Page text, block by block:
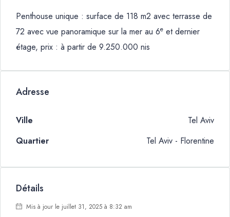
Penthouse unique : surface de 118 m2 avec terrasse de
72 avec vue panoramique sur la mer au 6e et dernier
étage, prix : à partir de 9.250.000 nis
Adresse
Ville
Tel Aviv
Quartier
Tel Aviv - Florentine
Détails
Mis à jour le juillet 31, 2025 à 8:32 am